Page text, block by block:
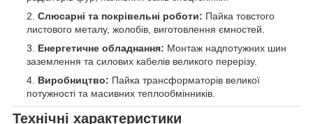
Слюсарні та покрівельні роботи: Пайка товстого
листового металу, жолобів, виготовлення ємностей.
Енергетичне обладнання: Монтаж надпотужних шин
заземлення та силових кабелів великого перерізу.
Виробництво: Пайка трансформаторів великої
потужності та масивних теплообмінників.
Технічні характеристики